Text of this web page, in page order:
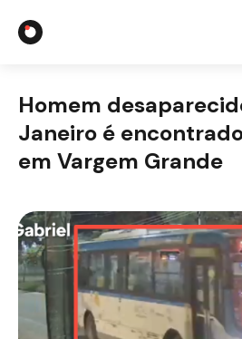
Casos
Homem
Janeiro é
em Vargem Grande